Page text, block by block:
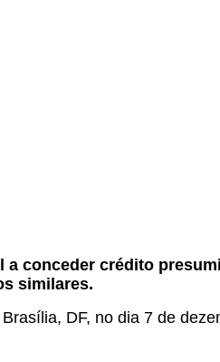
conceder crédito
similares.
DF, no dia 7 de